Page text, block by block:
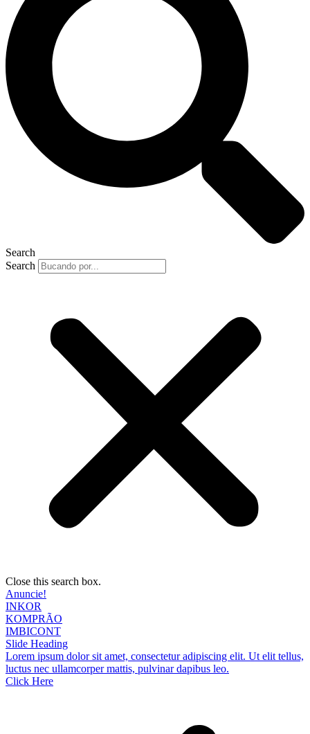
Search
Search
Close this search box.
Anuncie!
INKOR
KOMPRÃO
IMBICONT
Slide Heading
Lorem ipsum dolor sit amet, consectetur adipiscing elit. Ut elit tellus,
luctus nec ullamcorper mattis, pulvinar dapibus leo.
Click Here